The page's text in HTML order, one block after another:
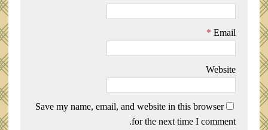
Email
*
Website
Save my name, email, and website in this browser
for the next time I comment.